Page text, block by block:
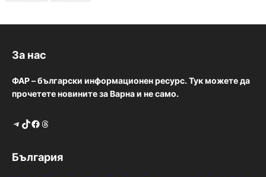
За нас
ФАР – български информационен ресурс. Тук можете да
прочетете новините за Варна и не само.
Telegram TikTok Facebook Threads
България